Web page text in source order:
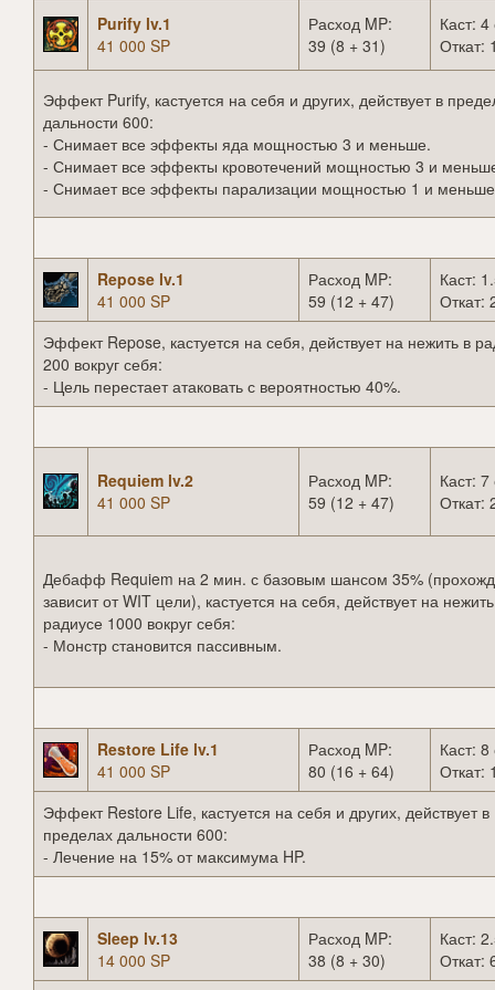
Purify lv.1
41 000 SP
Расход MP:
39 (8 + 31)
Каст: 4
Откат:
Эффект Purify, кастуется на себя и других, действует в
дальности 600:
- Снимает все эффекты яда мощностью 3 и меньше.
- Снимает все эффекты кровотечений мощностью 3 и
- Снимает все эффекты парализации мощностью 1 и
Repose lv.1
41 000 SP
Расход MP:
59 (12 + 47)
Каст:
Откат:
Эффект Repose, кастуется на себя, действует на нежить в
200 вокруг себя:
- Цель перестает атаковать с вероятностью 40%.
Requiem lv.2
41 000 SP
Расход MP:
59 (12 + 47)
Каст: 7
Откат:
Дебафф Requiem на 2 мин. с базовым шансом 35%
зависит от WIT цели), кастуется на себя, действует на
радиусе 1000 вокруг себя:
- Монстр становится пассивным.
Restore Life lv.1
41 000 SP
Расход MP:
80 (16 + 64)
Каст: 8
Откат:
Эффект Restore Life, кастуется на себя и других, действует в
пределах дальности 600:
- Лечение на 15% от максимума HP.
Sleep lv.13
14 000 SP
Расход MP:
38 (8 + 30)
Каст:
Откат: